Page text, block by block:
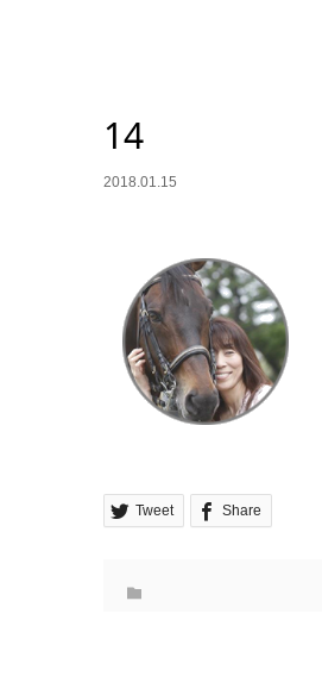
14
2018.01.15
Tweet Share